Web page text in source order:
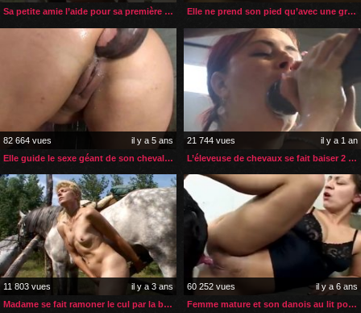
Sa petite amie l’aide pour sa première sodomie par un cheval
Elle ne prend son pied qu’avec une grosse bite de cheval
82 664 vues
il y a 5 ans
Elle guide le sexe géant de son cheval dans son cul
21 744 vues
il y a 1 an
L’éleveuse de chevaux se fait baiser 2 fois par jour
11 803 vues
il y a 3 ans
Madame se fait ramoner le cul par la bite géante de son cheval
60 252 vues
il y a 6 ans
Femme mature et son danois au lit pour du sexe